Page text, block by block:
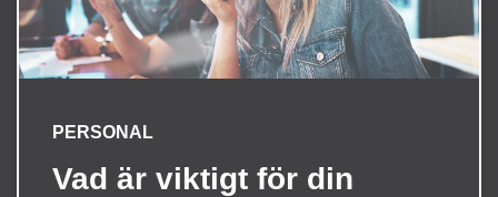
PERSONAL
Vad är viktigt för din